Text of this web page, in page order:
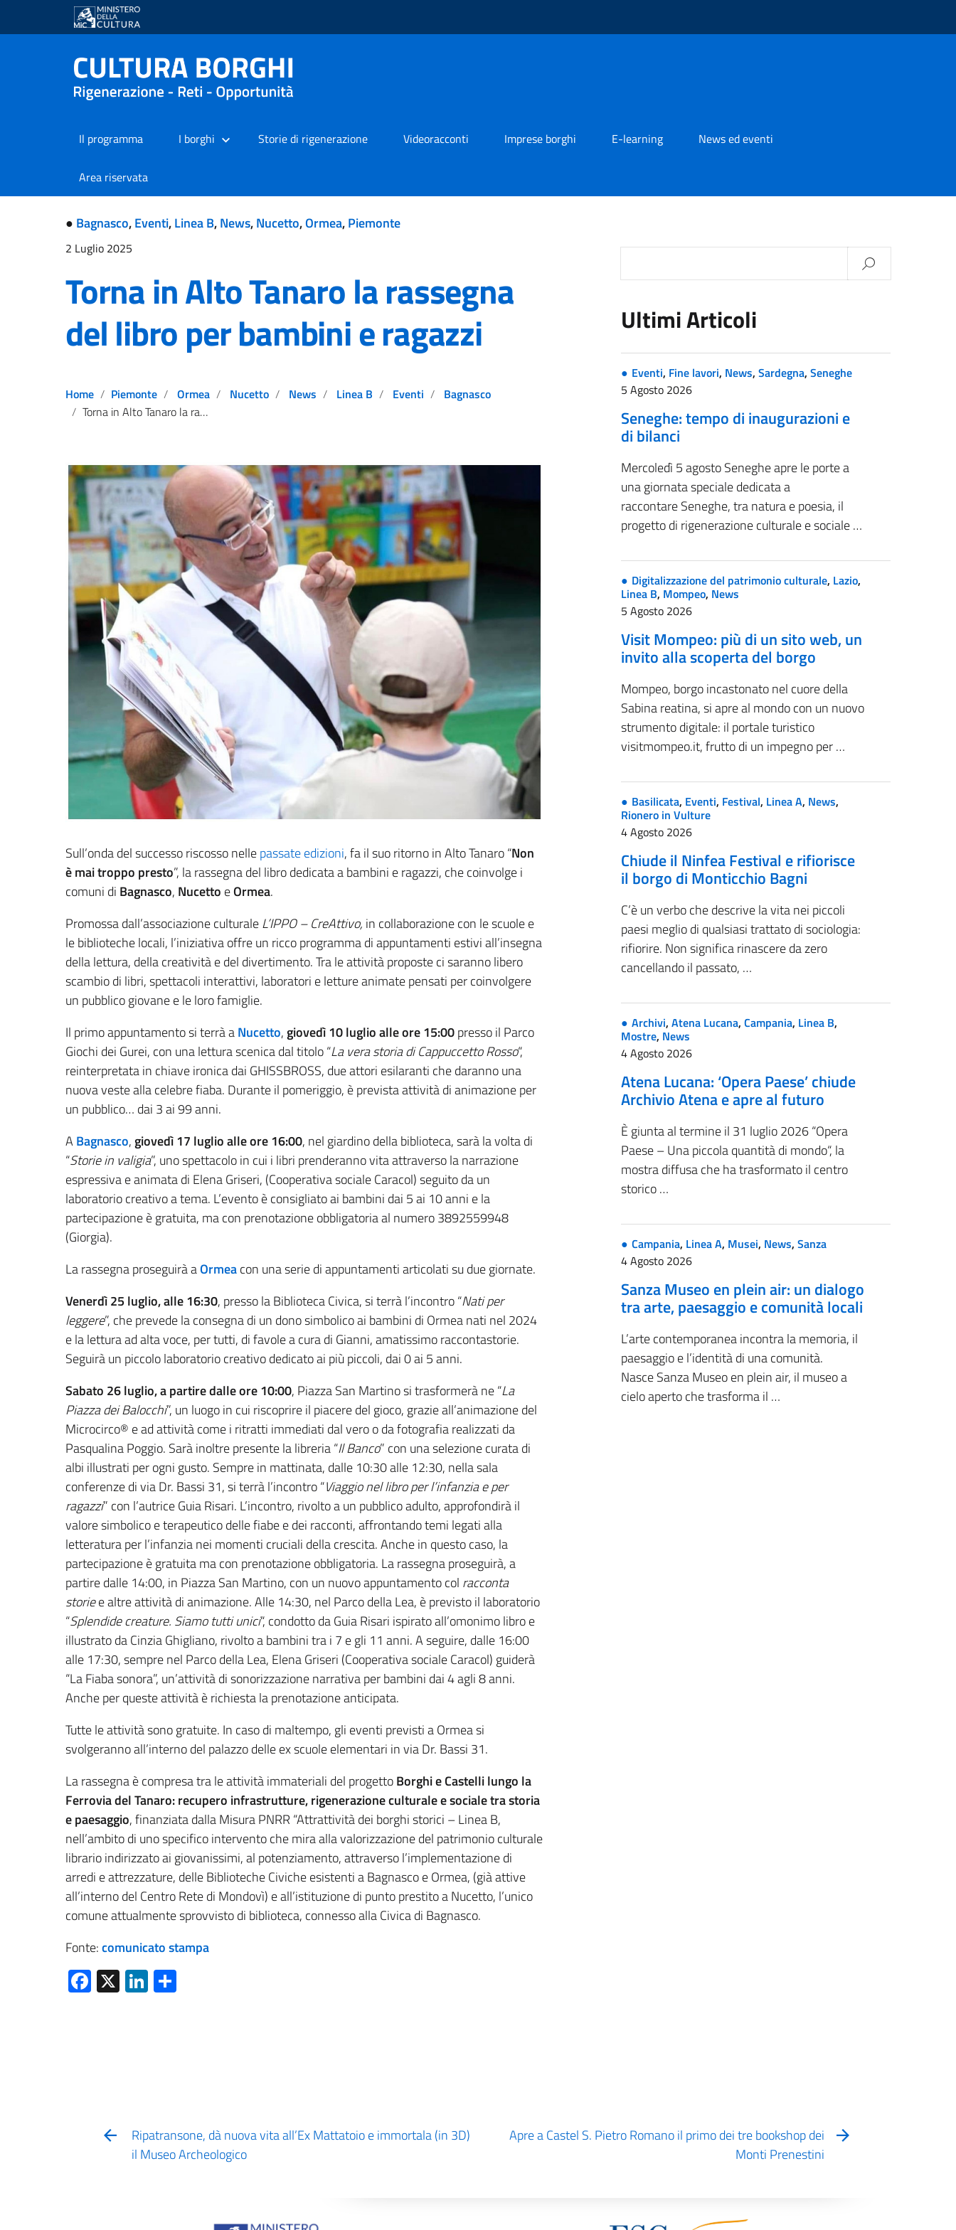
Il programma I borghi Storie di rigenerazione Videoracconti Imprese borghi E-learning News ed eventi
Area riservata
● Bagnasco,Eventi,Linea B,News,Nucetto,Ormea,Piemonte
2 Luglio 2025
Torna in Alto Tanaro la rassegna
del libro per bambini e ragazzi
Home Piemonte Ormea Nucetto News Linea B Eventi
Bagnasco
Torna in Alto Tanaro la rassegna del libro per bambini e ragazzi
Sull’onda del successo riscosso nellepassate edizioni, fa il suo ritorno in Alto Tanaro “Non
è mai troppo presto”, la rassegna del libro dedicata a bambini e ragazzi, che coinvolge i
comuni di Bagnasco, Nucetto eOrmea.
Promossa dall’associazione culturaleL’IPPO – CreAttivo, in collaborazione con le scuole e
le biblioteche locali, l’iniziativa offre un ricco programma di appuntamenti estivi all’insegna
della lettura, della creatività e del divertimento. Tra le attività proposte ci saranno libero
scambio di libri, spettacoli interattivi, laboratori e letture animate pensati per coinvolgere
un pubblico giovane e le loro famiglie.
Il primo appuntamento si terrà aNucetto, giovedì 10 luglio alle ore 15:00presso il Parco
Giochi dei Gurei, con una lettura scenica dal titolo “La vera storia di Cappuccetto Rosso“,
reinterpretata in chiave ironica dai GHISSBROSS, due attori esilaranti che daranno una
nuova veste alla celebre fiaba. Durante il pomeriggio, è prevista attività di animazione per
un pubblico… dai 3 ai 99 anni.
A Bagnasco, giovedì 17 luglio alle ore 16:00, nel giardino della biblioteca, sarà la volta di
“Storie in valigia”, uno spettacolo in cui i libri prenderanno vita attraverso la narrazione
espressiva e animata di Elena Griseri, (Cooperativa sociale Caracol) seguito da un
laboratorio creativo a tema. L’evento è consigliato ai bambini dai 5 ai 10 anni e la
partecipazione è gratuita, ma con prenotazione obbligatoria al numero 3892559948
(Giorgia).
La rassegna proseguirà aOrmeacon una serie di appuntamenti articolati su due giornate.
Venerdì 25 luglio, alle 16:30, presso la Biblioteca Civica, si terrà l’incontro “Nati per
leggere”, che prevede la consegna di un dono simbolico ai bambini di Ormea nati nel 2024
e la lettura ad alta voce, per tutti, di favole a cura di Gianni, amatissimo raccontastorie.
Seguirà un piccolo laboratorio creativo dedicato ai più piccoli, dai 0 ai 5 anni.
Sabato 26 luglio, a partire dalle ore 10:00, Piazza San Martino si trasformerà ne “La
Piazza dei Balocchi”, un luogo in cui riscoprire il piacere del gioco, grazie all’animazione del
Microcirco® e ad attività come i ritratti immediati dal vero o da fotografia realizzati da
Pasqualina Poggio. Sarà inoltre presente la libreria “Il Banco” con una selezione curata di
albi illustrati per ogni gusto. Sempre in mattinata, dalle 10:30 alle 12:30, nella sala
conferenze di via Dr. Bassi 31, si terrà l’incontro “Viaggio nel libro per l’infanzia e per
ragazzi” con l’autrice Guia Risari. L’incontro, rivolto a un pubblico adulto, approfondirà il
valore simbolico e terapeutico delle fiabe e dei racconti, affrontando temi legati alla
letteratura per l’infanzia nei momenti cruciali della crescita. Anche in questo caso, la
partecipazione è gratuita ma con prenotazione obbligatoria. La rassegna proseguirà, a
partire dalle 14:00, in Piazza San Martino, con un nuovo appuntamento col racconta
storiee altre attività di animazione. Alle 14:30, nel Parco della Lea, è previsto il laboratorio
“Splendide creature. Siamo tutti unici“, condotto da Guia Risari ispirato all’omonimo libro e
illustrato da Cinzia Ghigliano, rivolto a bambini tra i 7 e gli 11 anni. A seguire, dalle 16:00
alle 17:30, sempre nel Parco della Lea, Elena Griseri (Cooperativa sociale Caracol) guiderà
“La Fiaba sonora”, un’attività di sonorizzazione narrativa per bambini dai 4 agli 8 anni.
Anche per queste attività è richiesta la prenotazione anticipata.
Tutte le attività sono gratuite. In caso di maltempo, gli eventi previsti a Ormea si
svolgeranno all’interno del palazzo delle ex scuole elementari in via Dr. Bassi 31.
La rassegna è compresa tra le attività immateriali del progettoBorghi e Castelli lungo la
Ferrovia del Tanaro: recupero infrastrutture, rigenerazione culturale e sociale tra storia
e paesaggio, finanziata dalla Misura PNRR “Attrattività dei borghi storici – Linea B,
nell’ambito di uno specifico intervento che mira alla valorizzazione del patrimonio culturale
librario indirizzato ai giovanissimi, al potenziamento, attraverso l’implementazione di
arredi e attrezzature, delle Biblioteche Civiche esistenti a Bagnasco e Ormea, (già attive
all’interno del Centro Rete di Mondovì) e all’istituzione di punto prestito a Nucetto, l’unico
comune attualmente sprovvisto di biblioteca, connesso alla Civica di Bagnasco.
Fonte:comunicato stampa
Facebook
X LinkedIn
Ultimi Articoli
Eventi, Fine lavori, News,Sardegna,Seneghe
5 Agosto 2026
Seneghe: tempo di inaugurazioni e
di bilanci
Mercoledì 5 agosto Seneghe apre le porte a
una giornata speciale dedicata a
raccontare Seneghe, tra natura e poesia, il
progetto di rigenerazione culturale e sociale …
Digitalizzazione del patrimonio culturale, Lazio,
Linea B, Mompeo, News
5 Agosto 2026
Visit Mompeo: più di un sito web, un
invito alla scoperta del borgo
Mompeo, borgo incastonato nel cuore della
Sabina reatina, si apre al mondo con un nuovo
strumento digitale: il portale turistico
visitmompeo.it, frutto di un impegno per …
Basilicata, Eventi, Festival, Linea A, News,
Rionero in Vulture
4 Agosto 2026
Chiude il Ninfea Festival e rifiorisce
il borgo di Monticchio Bagni
C’è un verbo che descrive la vita nei piccoli
paesi meglio di qualsiasi trattato di sociologia:
rifiorire. Non significa rinascere da zero
cancellando il passato, …
Archivi,Atena Lucana,Campania, Linea B,
Mostre, News
4 Agosto 2026
Atena Lucana: ‘Opera Paese’ chiude
Archivio Atena e apre al futuro
È giunta al termine il 31 luglio 2026 “Opera
Paese – Una piccola quantità di mondo“, la
mostra diffusa che ha trasformato il centro
storico …
Campania, Linea A, Musei, News,Sanza
4 Agosto 2026
Sanza Museo en plein air: un dialogo
tra arte, paesaggio e comunità locali
L’arte contemporanea incontra la memoria, il
paesaggio e l’identità di una comunità.
Nasce Sanza Museo en plein air, il museo a
cielo aperto che trasforma il …
Ripatransone, dà nuova vita all’Ex Mattatoio e immortala (in 3D)
il Museo Archeologico
Apre a Castel S. Pietro Romano il primo dei tre bookshop dei
Monti Prenestini